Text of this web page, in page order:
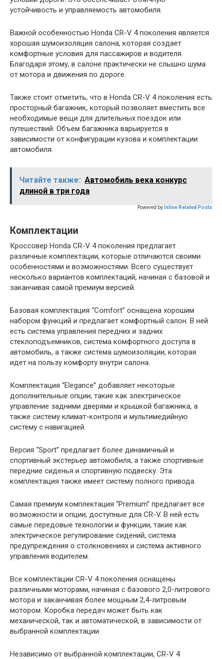
устойчивость и управляемость автомобиля.
Важной особенностью Honda CR-V 4 поколения является
хорошая шумоизоляция салона, которая создает
комфортные условия для пассажиров и водителя.
Благодаря этому, в салоне практически не слышно шума
от мотора и движения по дороге.
Также стоит отметить, что в Honda CR-V 4 поколения есть
просторный багажник, который позволяет вместить все
необходимые вещи для длительных поездок или
путешествий. Объем багажника варьируется в
зависимости от конфигурации кузова и комплектации
автомобиля.
Читайте также: Автомобиль века конкурс
длиной в три года
Powered by Inline Related Posts
Комплектации
Кроссовер Honda CR-V 4 поколения предлагает
различные комплектации, которые отличаются своими
особенностями и возможностями. Всего существует
несколько вариантов комплектаций, начиная с базовой и
заканчивая самой премиум версией.
Базовая комплектация “Comfort” оснащена хорошим
набором функций и предлагает комфортный салон. В ней
есть система управления передних и задних
стеклоподъемников, система комфортного доступа в
автомобиль, а также система шумоизоляции, которая
идет на пользу комфорту внутри салона.
Комплектация “Elegance” добавляет некоторые
дополнительные опции, такие как электрическое
управление задними дверями и крышкой багажника, а
также систему климат-контроля и мультимедийную
систему с навигацией.
Версия “Sport” предлагает более динамичный и
спортивный экстерьер автомобиля, а также спортивные
передние сиденья и спортивную подвеску. Эта
комплектация также имеет систему полного привода.
Самая премиум комплектация “Premium” предлагает все
возможности и опции, доступные для CR-V. В ней есть
самые передовые технологии и функции, такие как
электрическое регулирование сидений, система
предупреждения о столкновениях и система активного
управления водителем.
Все комплектации CR-V 4 поколения оснащены
различными моторами, начиная с базового 2,0-литрового
мотора и заканчивая более мощным 2,4-литровым
мотором. Коробка передач может быть как
механической, так и автоматической, в зависимости от
выбранной комплектации.
Независимо от выбранной комплектации, CR-V 4